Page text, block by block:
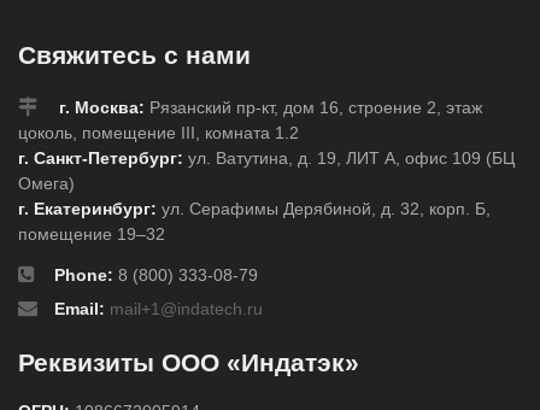
Свяжитесь с нами
г. Москва: Рязанский пр-кт, дом 16, строение 2, этаж
цоколь, помещение III, комната 1.2
г. Санкт-Петербург: ул. Ватутина, д. 19, ЛИТ А, офис 109 (БЦ
Омега)
г. Екатеринбург: ул. Серафимы Дерябиной, д. 32, корп. Б,
помещение 19–32
Phone: 8 (800) 333-08-79
Email: mail+1@indatech.ru
Реквизиты ООО «Индатэк»